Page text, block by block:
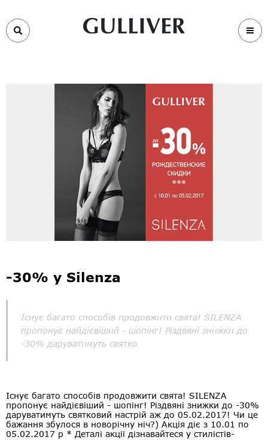
-30% у Silenza
Існує багато способів продовжити свята! SILENZA
пропонує найдієвіший - шопінг! Різдвяні знижки до
-30% даруватимуть святко
Існує багато способів продовжити свята! SILENZA
пропонує найдієвіший - шопінг! Різдвяні знижки до -30%
даруватимуть святковий настрій аж до 05.02.2017! Чи це
бажання збулося в новорічну ніч?) Акція діє з 10.01 по
05.02.2017 р * Деталі акції дізнавайтеся у стилістів-